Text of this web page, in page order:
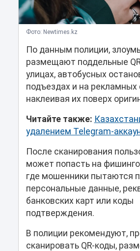
Фото: Newtimes.kz
По данным полиции,
размещают поддельные
улицах, автобусных
подъездах и на рекламных
наклеивая их поверх
Читайте также:
удалением Telegram-
После сканирования
может попасть на
где мошенники пытаются
персональные данные,
банковских карт или коды
подтверждения.
В полиции рекомендуют,
сканировать QR-коды,